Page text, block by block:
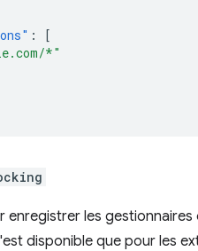
:
[
*"
enregistrer les
disponible que pour les